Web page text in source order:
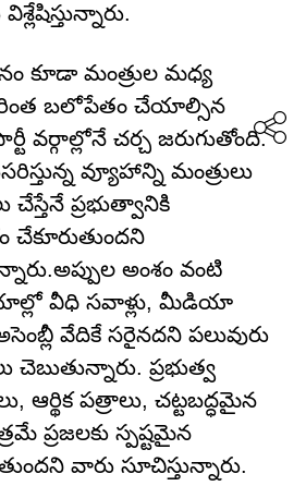
కూడా మంత్రుల మధ్య
బలోపేతం చేయాల్సిన
వర్గాల్లోనే చర్చ జరుగుతోంది.
వ్యూహాన్ని మంత్రులు
ప్రభుత్వానికి
అంశం వంటి
వీధి సవాళ్లు, మీడియా
వేదికే సరైనదని పలువురు
చెబుతున్నారు. ప్రభుత్వ
ఆర్థిక పత్రాలు, చట్టబద్ధమైన
ప్రజలకు స్పష్టమైన
వారు సూచిస్తున్నారు.